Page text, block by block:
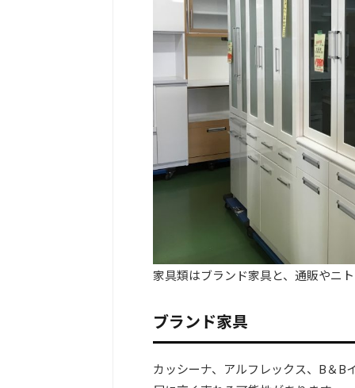
家具類はブランド家具と、通販やニ
ブランド家具
カッシーナ、アルフレックス、B＆B